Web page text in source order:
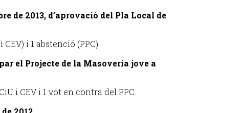
de 2013, d’aprovació del Pla Local de
i 1 abstenció (PPC).
el Projecte de la Masoveria jove a
i CEV i 1 vot en contra del PPC.